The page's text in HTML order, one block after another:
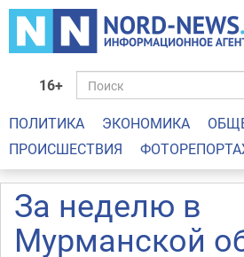
16+
ПОЛИТИКА ЭКОНОМИКА
ПРОИСШЕСТВИЯ
За неделю в
Мурманской